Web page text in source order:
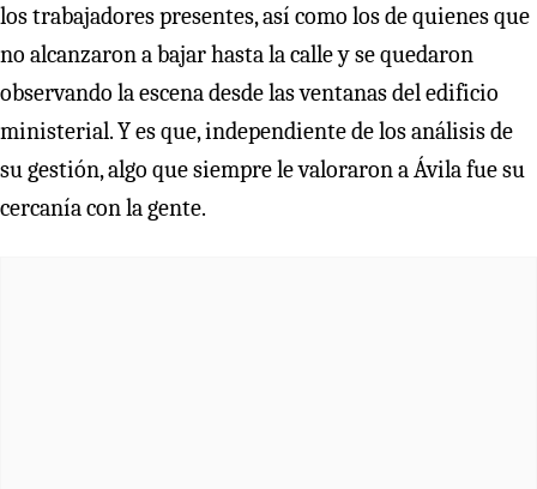
los trabajadores presentes, así como los de quienes que
no alcanzaron a bajar hasta la calle y se quedaron
observando la escena desde las ventanas del edificio
ministerial. Y es que, independiente de los análisis de
su gestión, algo que siempre le valoraron a Ávila fue su
cercanía con la gente.